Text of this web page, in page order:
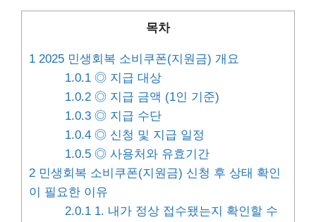
목차
1 2025 민생회복 소비쿠폰(지원금) 개요
1.0.1 ◎ 지급 대상
1.0.2 ◎ 지급 금액 (1인 기준)
1.0.3 ◎ 지급 수단
1.0.4 ◎ 신청 및 지급 일정
1.0.5 ◎ 사용처와 유효기간
2 민생회복 소비쿠폰(지원금) 신청 후 상태 확인
이 필요한 이유
2.0.1 1. 내가 정상 접수됐는지 확인할 수